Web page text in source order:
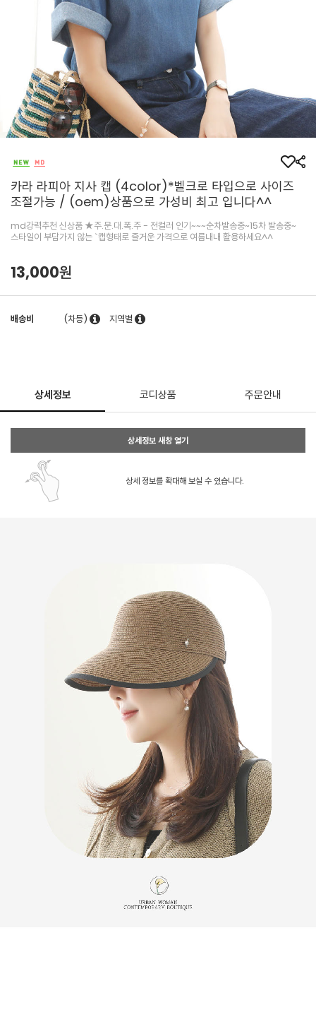
카라 라피아 지사 캡 (4color)*벨크로 타입으로 사이즈
조절가능 / (oem)상품으로 가성비 최고 입니다^^
md강력추천 신상품 ★주.문.대.폭.주 - 전컬러 인기~~~순차발송중~15차 발송중~
스타일이 부담가지 않는 `캡형태로 즐거운 가격으로 여름내내 활용하세요^^
13,000원
배송비 (차등) 지역별
상세정보 코디상품 주문안내
상세정보 새창 열기
상세 정보를 확대해 보실 수 있습니다.